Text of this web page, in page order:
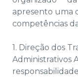
apresento uma
competências
1. Direção dos
Administrativos